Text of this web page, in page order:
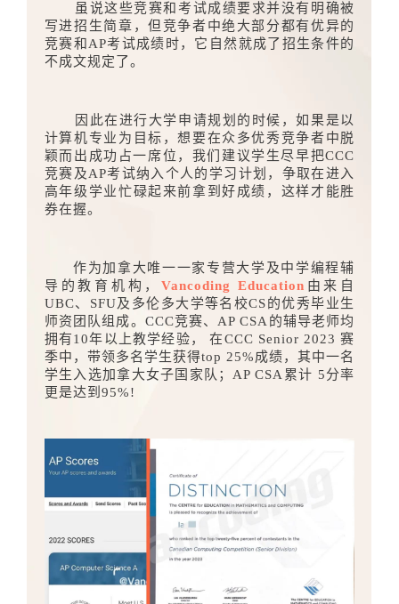
虽说这些竞赛和考试成绩要求并没有明确被
写进招生简章，但竞争者中绝大部分都有优异的
竞赛和AP考试成绩时，它自然就成了招生条件的
不成文规定了。
因此在进行大学申请规划的时候，如果是以
计算机专业为目标，想要在众多优秀竞争者中脱
颖而出成功占一席位，我们建议学生尽早把CCC
竞赛及AP考试纳入个人的学习计划，争取在进入
高年级学业忙碌起来前拿到好成绩，这样才能胜
券在握。
作为加拿大唯一一家专营大学及中学编程辅
导的教育机构，Vancoding Education 由来自
UBC、SFU及多伦多大学等名校CS的优秀毕业生
师资团队组成。CCC竞赛、AP CSA的辅导老师均
拥有10年以上教学经验， 在CCC Senior 2023 赛
季中，带领多名学生获得top 25%成绩，其中一名
学生入选加拿大女子国家队；AP CSA累计 5分率
更是达到95%!